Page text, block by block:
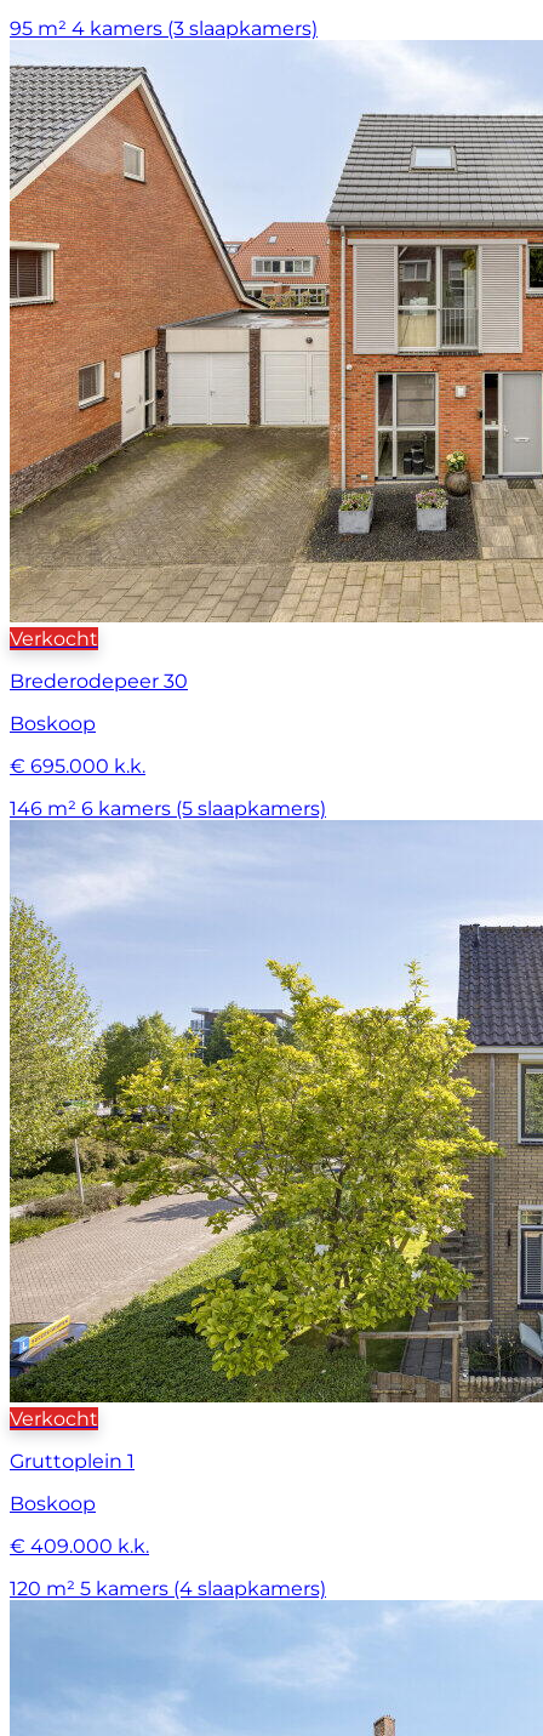
95 m² 4 kamers (3 slaapkamers)
Verkocht
Brederodepeer 30
Boskoop
€ 695.000 k.k.
146 m² 6 kamers (5 slaapkamers)
Verkocht
Gruttoplein 1
Boskoop
€ 409.000 k.k.
120 m² 5 kamers (4 slaapkamers)